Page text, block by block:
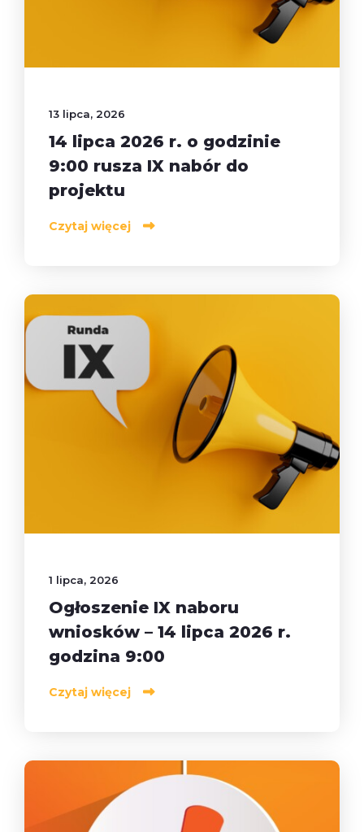
13 lipca, 2026
14 lipca 2026 r. o godzinie
9:00 rusza IX nabór do
projektu
Czytaj więcej
1 lipca, 2026
Ogłoszenie IX naboru
wniosków – 14 lipca 2026 r.
godzina 9:00
Czytaj więcej